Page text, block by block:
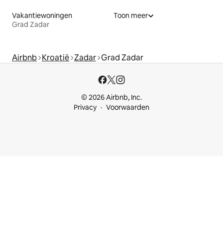
Vakantiewoningen
Grad Zadar
Toon meer
Airbnb Kroatië Zadar Grad Zadar
© 2026 Airbnb, Inc.
Privacy
Voorwaarden